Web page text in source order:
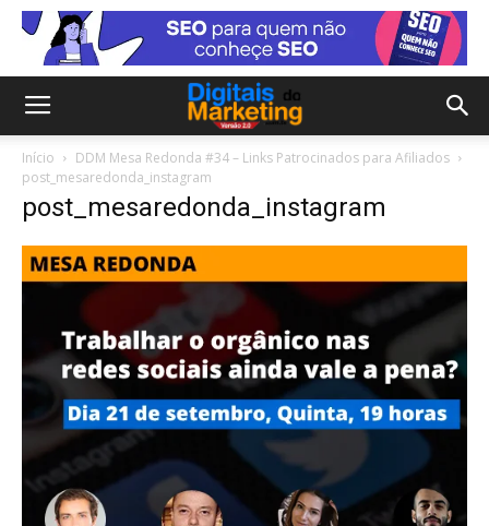
Início
DDM Mesa Redonda #34 – Links Patrocinados para Afiliados
post_mesaredonda_instagram
post_mesaredonda_instagram